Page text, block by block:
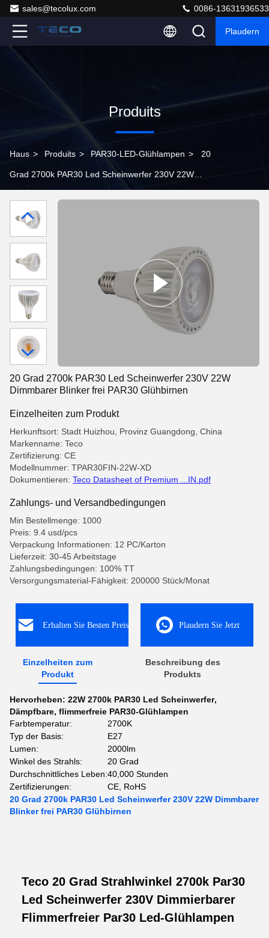
sales@tecolux.com 0086-13631936533
Plaudern
Produits
Haus > Produits > PAR30-LED-Glühlampen > 20
Grad 2700k PAR30 Led Scheinwerfer 230V 22W
20 Grad 2700k PAR30 Led Scheinwerfer 230V 22W
Dimmbarer Blinker frei PAR30 Glühbirnen
Einzelheiten zum Produkt
Herkunftsort: Stadt Huizhou, Provinz Guangdong, China
Markenname: Teco
Zertifizierung: CE
Modellnummer: TPAR30FIN-22W-XD
Dokumentieren: Teco Datasheet of Premium ...IN.pdf
Zahlungs- und Versandbedingungen
Min Bestellmenge: 1000
Preis: 9.4 usd/pcs
Verpackung Informationen: 12 PC/Karton
Lieferzeit: 30-45 Arbeitstage
Zahlungsbedingungen: 100% TT
Versorgungsmaterial-Fähigkeit: 200000 Stück/Monat
Erhalten Sie Besten Preis Plaudern Sie Jetzt
Einzelheiten zum
Produkt
Beschreibung des
Produkts
Hervorheben: 22W 2700k PAR30 Led Scheinwerfer,
Dämpfbare, flimmerfreie PAR30-Glühlampen
Farbtemperatur:
2700K
Typ der Basis:
E27
Lumen:
2000lm
Winkel des Strahls:
20 Grad
Durchschnittliches Leben:40,000 Stunden
Zertifizierungen:
CE, RoHS
20 Grad 2700k PAR30 Led Scheinwerfer 230V 22W Dimmbarer
Blinker frei PAR30 Glühbirnen
Teco 20 Grad Strahlwinkel 2700k Par30
Led Scheinwerfer 230V Dimmierbarer
Flimmerfreier Par30 Led-Glühlampen